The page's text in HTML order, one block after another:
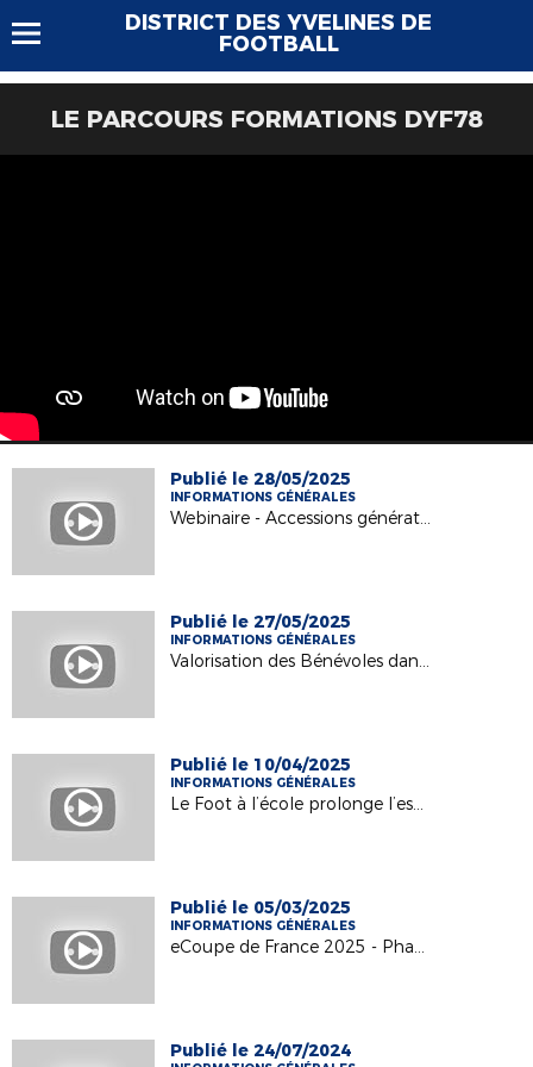
DISTRICT DES YVELINES DE
FOOTBALL
LE PARCOURS FORMATIONS DYF78
Publié le 28/05/2025
INFORMATIONS GÉNÉRALES
Webinaire - Accessions générationnelles
Publié le 27/05/2025
INFORMATIONS GÉNÉRALES
Valorisation des Bénévoles dans le Football - le Film ! Saison 2024/2025
Publié le 10/04/2025
INFORMATIONS GÉNÉRALES
Le Foot à l’école prolonge l’esprit olympique !
Publié le 05/03/2025
INFORMATIONS GÉNÉRALES
eCoupe de France 2025 - Phase Finale Départementale
Publié le 24/07/2024